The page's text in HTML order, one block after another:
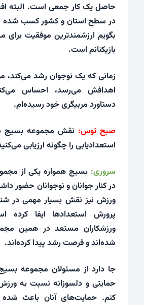
حاصل یک کار جمعی است. البته
در سطح استان و کشور کسب شده
بگویم ارزشمندترین موفقیت
بازیکنانم است.
زمانی که یک نوجوان رشد می‌کند،
اهدافش می‌رسد، احساس
دستاورد مربیگری خود رسیده‌ام.
صبح توس: نقش مجموعه بسیج
استعدادیابی را چگونه ارزیابی
سروری: بسیج همواره یکی از
در کنار جوانان و نوجوانان حضور
ورزش نیز نقش بسیار مهمی در
پرورش استعدادها ایفا کرده
ورزشکاران مستعد در همین
شده‌اند و فرصت رشد پیدا کرده‌اند.
جا دارد از مسئولان مجموعه
حمایتی و دلسوزانه نسبت به
کنم. حمایت‌های آنان باعث شده